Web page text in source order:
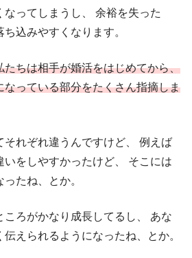
ってしまうし、
余裕を失った
込みやすくなります。
たちは相手が婚活をはじめてから、
なっている部分をたくさん指摘しま
れぞれ違うんですけど、
例えば
をしやすかったけど、
そこには
たね、とか。
ろがかなり成長してるし、
あな
えられるようになったね、とか。